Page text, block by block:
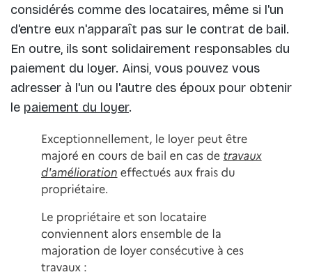
considérés comme des locataires, même si l'un
d'entre eux n'apparaît pas sur le contrat de bail.
En outre, ils sont solidairement responsables du
paiement du loyer. Ainsi, vous pouvez vous
adresser à l'un ou l'autre des époux pour obtenir
le paiement du loyer.